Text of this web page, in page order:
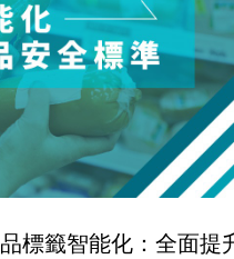
標籤智能化：全面提